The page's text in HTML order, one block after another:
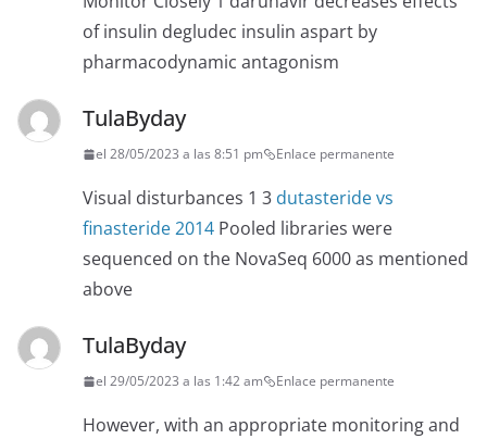
of insulin degludec insulin aspart by
pharmacodynamic antagonism
TulaByday
el 28/05/2023 a las 8:51 pm Enlace permanente
Visual disturbances 1 3 dutasteride vs
finasteride 2014 Pooled libraries were
sequenced on the NovaSeq 6000 as mentioned
above
TulaByday
el 29/05/2023 a las 1:42 am Enlace permanente
However, with an appropriate monitoring and